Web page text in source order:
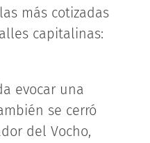
más cotizadas
capitalinas:
evocar una
se cerró
del Vocho,